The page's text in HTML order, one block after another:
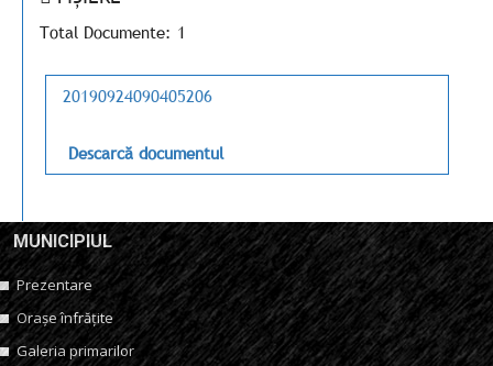
Total Documente: 1
20190924090405206
Descarcă documentul
MUNICIPIUL
Prezentare
Orașe înfrățite
Galeria primarilor